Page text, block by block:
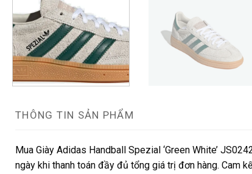
THÔNG TIN SẢN PHẨM
Mua Giày Adidas Handball Spezial ‘Green White’
ngày khi thanh toán đầy đủ tổng giá trị đơn hàng. Cam